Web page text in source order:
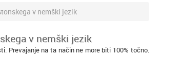
v nemški jezik
v nemški jezik
Prevajanje na ta način ne more biti 100% točno.